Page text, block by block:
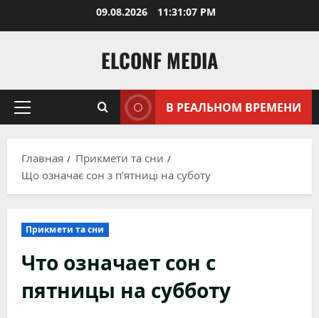
09.08.2026 11:31:08 PM
ELCONF MEDIA
Основное
В РЕАЛЬНОМ ВРЕМЕНИ
Главная
Прикмети та сни
Що означає сон з п’ятниці на суботу
Прикмети та сни
Что означает сон с
пятницы на субботу